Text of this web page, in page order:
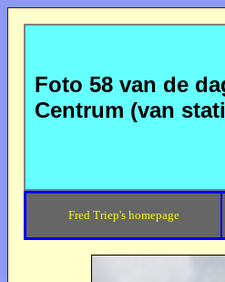
Foto 58 van de
Centrum (van
Fred Triep's homepage